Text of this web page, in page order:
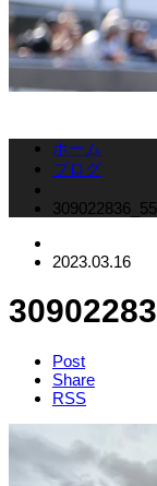
ホーム
ブログ
2023.03.16
Post
Share
RSS